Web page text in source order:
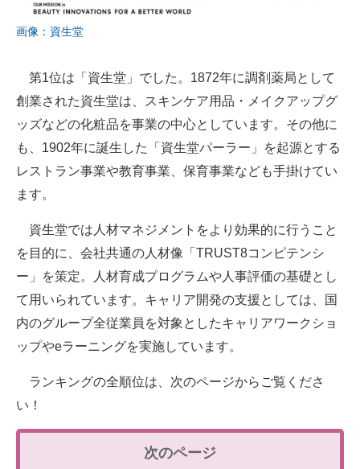
画像：資生堂
第1位は「資生堂」でした。1872年に調剤薬局として
創業された資生堂は、スキンケア用品・メイクアップグ
ッズなどの化粧品を事業の中心としています。その他に
も、1902年に誕生した「資生堂パーラー」を起源とする
レストラン事業や教育事業、保育事業なども手掛けてい
ます。
資生堂では人材マネジメントをより効果的に行うこと
を目的に、会社共通の人材像「TRUST8コンピテンシ
ー」を策定。人材育成プログラムや人事評価の基礎とし
て用いられています。キャリア開発の支援としては、国
内のグループ全従業員を対象としたキャリアワークショ
ップやeラーニングを実施しています。
ランキングの全順位は、次のページからご覧くださ
い！